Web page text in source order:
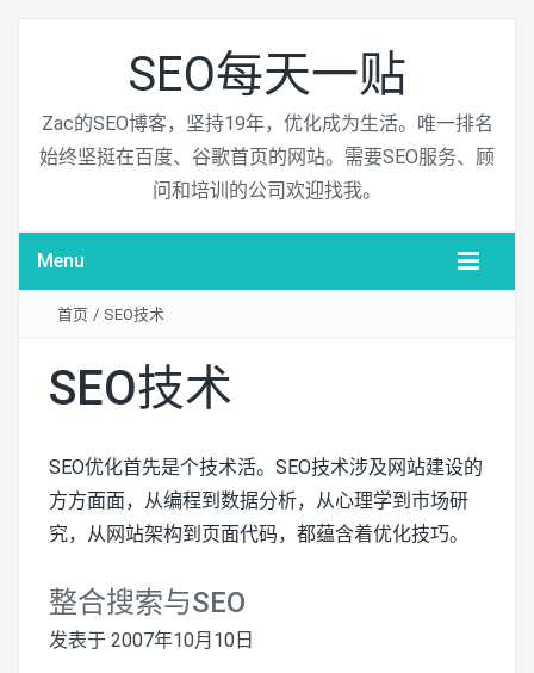
SEO每天一贴
Zac的SEO博客，坚持19年，优化成为生活。唯一排名
始终坚挺在百度、谷歌首页的网站。需要SEO服务、顾
问和培训的公司欢迎找我。
Menu
首页 / SEO技术
SEO技术
SEO优化首先是个技术活。SEO技术涉及网站建设的
方方面面，从编程到数据分析，从心理学到市场研
究，从网站架构到页面代码，都蕴含着优化技巧。
整合搜索与SEO
发表于 2007年10月10日